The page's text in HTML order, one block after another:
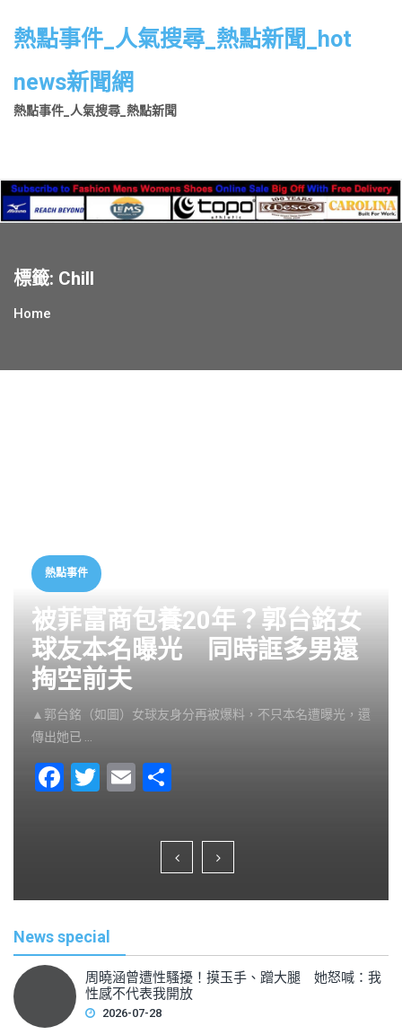
熱點事件_人氣搜尋_熱點新聞_hot
news新聞網
熱點事件_人氣搜尋_熱點新聞
標籤: Chill
Home
熱點事件
被菲富商包養20年？郭台銘女
球友本名曝光 同時誆多男還
掏空前夫
▲郭台銘（如圖）女球友身分再被爆料，不只本名遭曝光，還
傳出她已 …
F
b
o
k
T
E
ar
e
News special
周曉涵曾遭性騷擾！摸玉手、蹭大腿 她怒喊：我
性感不代表我開放
2026-07-28